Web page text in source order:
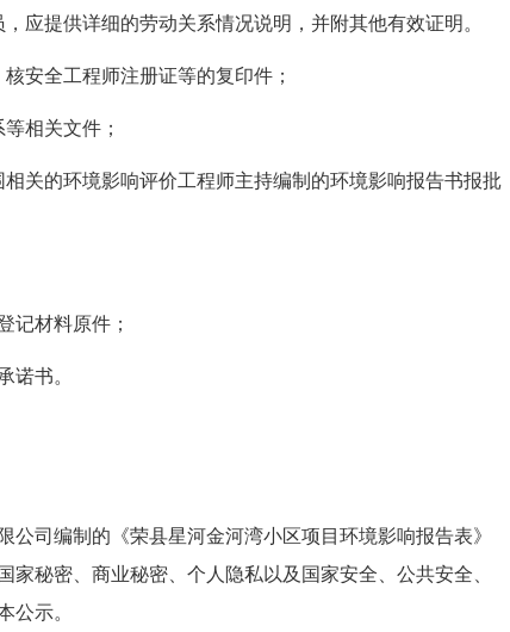
应提供详细的劳动关系情况说明，并附其他有效证明。
安全工程师注册证等的复印件；
相关文件；
关的环境影响评价工程师主持编制的环境影响报告书报批
记材料原件；
诺书。
司编制的《荣县星河金河湾小区项目环境影响报告表》
秘密、商业秘密、个人隐私以及国家安全、公共安全、
公示。